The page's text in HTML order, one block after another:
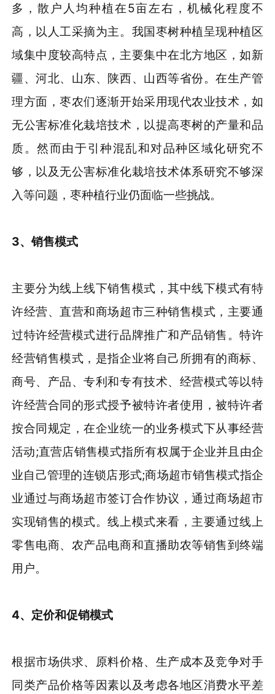
多，散户人均种植在5亩左右，机械化程度不
高，以人工采摘为主。我国枣树种植呈现种植区
域集中度较高特点，主要集中在北方地区，如新
疆、河北、山东、陕西、山西等省份。在生产管
理方面，枣农们逐渐开始采用现代农业技术，如
无公害标准化栽培技术，以提高枣树的产量和品
质。然而由于引种混乱和对品种区域化研究不
够，以及无公害标准化栽培技术体系研究不够深
入等问题，枣种植行业仍面临一些挑战。
3、销售模式
主要分为线上线下销售模式，其中线下模式有特
许经营、直营和商场超市三种销售模式，主要通
过特许经营模式进行品牌推广和产品销售。特许
经营销售模式，是指企业将自己所拥有的商标、
商号、产品、专利和专有技术、经营模式等以特
许经营合同的形式授予被特许者使用，被特许者
按合同规定，在企业统一的业务模式下从事经营
活动;直营店销售模式指所有权属于企业并且由企
业自己管理的连锁店形式;商场超市销售模式指企
业通过与商场超市签订合作协议，通过商场超市
实现销售的模式。线上模式来看，主要通过线上
零售电商、农产品电商和直播助农等销售到终端
用户。
4、 定价和促销模式
根据市场供求、原料价格、生产成本及竞争对手
同类产品价格等因素以及考虑各地区消费水平差